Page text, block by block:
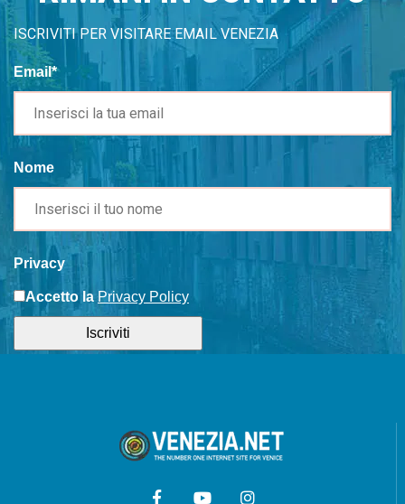
RIMANI IN CONTATTO
ISCRIVITI PER VISITARE EMAIL VENEZIA
Privacy
Accetto la Privacy Policy